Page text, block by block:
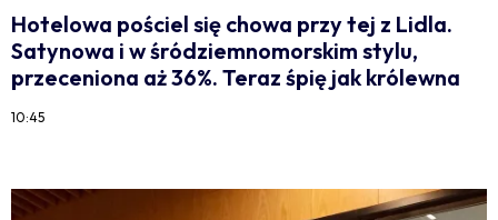
Hotelowa pościel się chowa przy tej z Lidla.
Satynowa i w śródziemnomorskim stylu,
przeceniona aż 36%. Teraz śpię jak królewna
10:45